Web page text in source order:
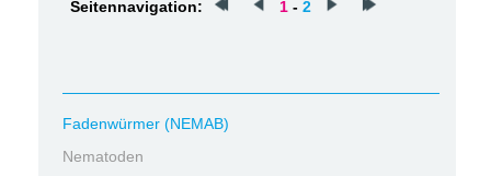
Seitennavigation: 1 - 2
Fadenwürmer (NEMAB)
Nematoden